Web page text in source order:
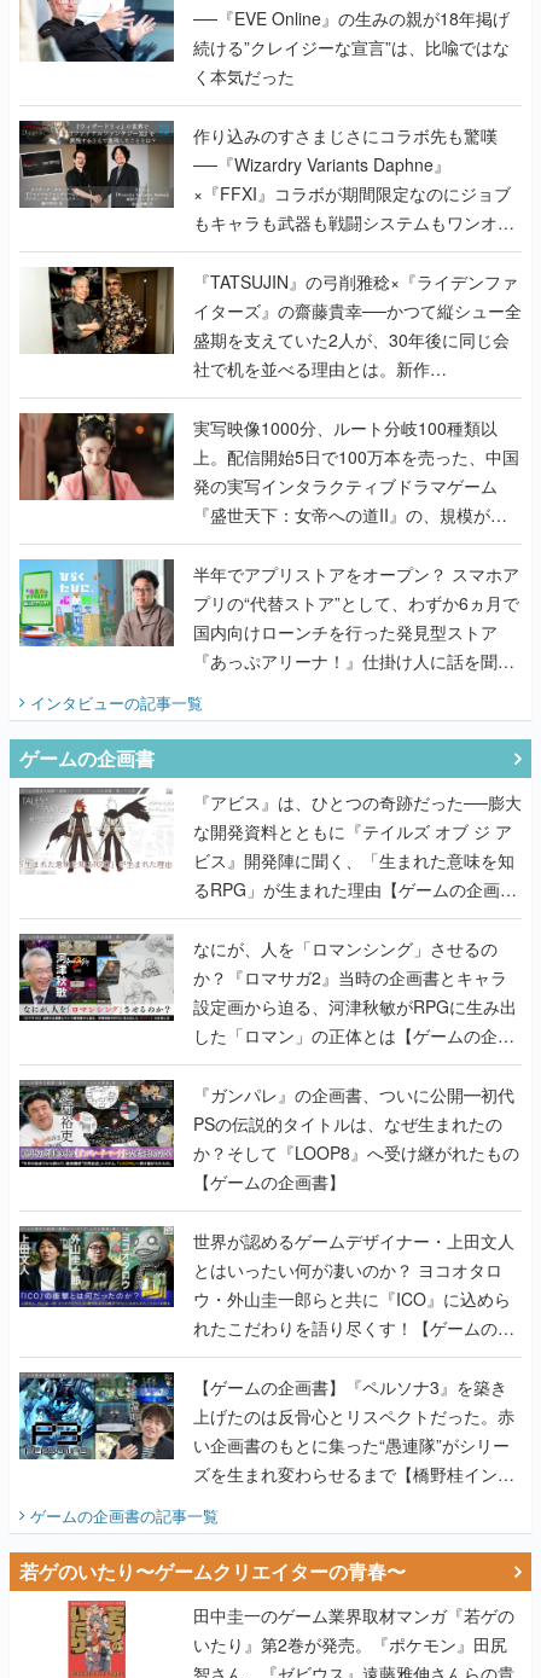
作り込みのすさまじさにコラボ先も驚嘆
──『Wizardry Variants Daphne』
×『FFXI』コラボが期間限定なのにジョブ
もキャラも武器も戦闘システムもワンオフ
で作り込まれた理由を両ディレクターに聞
く
『TATSUJIN』の弓削雅稔×『ライデンファ
イターズ』の齋藤貴幸──かつて縦シュー全
盛期を支えていた2人が、30年後に同じ会
社で机を並べる理由とは。新作
『TATSUJIN EXTREME』で初タッグを組
んだレジェンド2人に訊く開発秘話
実写映像1000分、ルート分岐100種類以
上。配信開始5日で100万本を売った、中国
発の実写インタラクティブドラマゲーム
『盛世天下：女帝への道II』の、規模が違
うこだわりをプロデューサーに聞いた
半年でアプリストアをオープン？ スマホア
プリの“代替ストア”として、わずか6ヵ月で
国内向けローンチを行った発見型ストア
『あっぷアリーナ！』仕掛け人に話を聞い
てみた
インタビューの記事一覧
『アビス』は、ひとつの奇跡だった──膨大
な開発資料とともに『テイルズ オブ ジ ア
るRPG」が生まれた理由【ゲームの企画
書】
なにが、人を「ロマンシング」させるの
か？『ロマサガ2』当時の企画書とキャラ
設定画から迫る、河津秋敏がRPGに生み出
した「ロマン」の正体とは【ゲームの企画
書】
『ガンパレ』の企画書、ついに公開━初代
PSの伝説的タイトルは、なぜ生まれたの
か？そして『LOOP8』へ受け継がれたもの
【ゲームの企画書】
世界が認めるゲームデザイナー・上田文人
とはいったい何が凄いのか？ ヨコオタロ
ウ・外山圭一郎らと共に『ICO』に込めら
れたこだわりを語り尽くす！【ゲームの企
画書】
【ゲームの企画書】『ペルソナ3』を築き
上げたのは反骨心とリスペクトだった。赤
い企画書のもとに集った“愚連隊”がシリー
ズを生まれ変わらせるまで【橋野桂インタ
ビュー】
ゲームの企画書の記事一覧
若ゲのいたり〜ゲームクリエイターの青春〜
田中圭一のゲーム業界取材マンガ『若ゲの
いたり』第2巻が発売。『ポケモン』田尻
智さん、『ゼビウス』遠藤雅伸さんらの貴
重なエピソードを収録
【田中圭一連載：アイマス/ガンダム 戦場